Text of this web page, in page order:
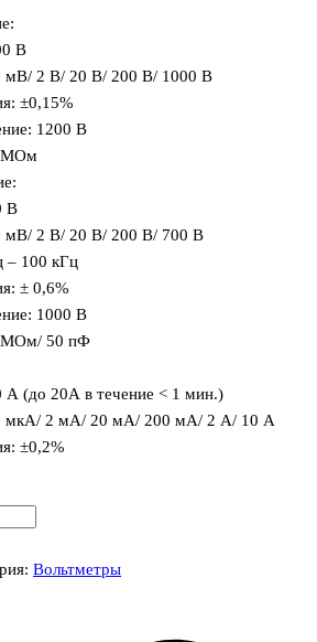
В
мВ/ 2 В/ 20 В/ 200 В/ 1000 В
±0,15%
1200 В
МОм
В
мВ/ 2 В/ 20 В/ 200 В/ 700 В
– 100 кГц
± 0,6%
1000 В
МОм/ 50 пФ
А (до 20А в течение < 1 мин.)
мкА/ 2 мА/ 20 мА/ 200 мА/ 2 А/ 10 А
±0,2%
Вольтметры